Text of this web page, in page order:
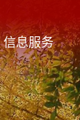
信息服务